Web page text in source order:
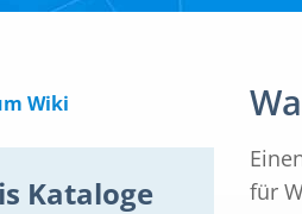
für
Wiki
Kataloge